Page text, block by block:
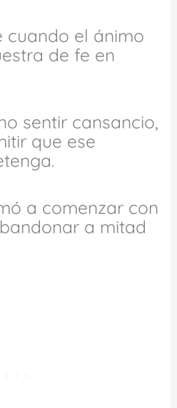
cuando el ánimo
de fe en
sentir cansancio,
que ese
a comenzar con
a mitad